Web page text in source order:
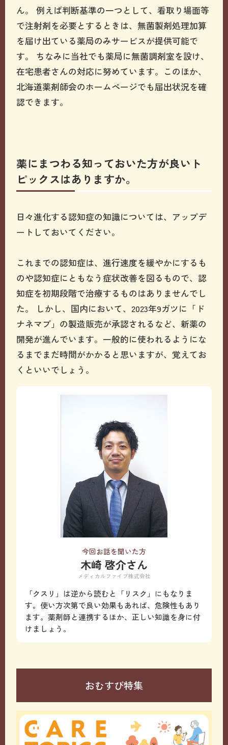
ん。 例えば判断基準の一つとして、看取り場面等
で注射剤を必要とするときは、無菌製剤処理加算
を届け出ている薬局のみサービスが提供可能で
す。 ちなみに当社でも薬局に無菌調剤室を設け、
在宅患者さんの対応に努めています。このほか、
北海道薬剤師会のホームページでも届出状況を確
認できます。
薬にまつわる知っておいた方が良いト
ピックスはありますか。
日々進化する認知症の知識については、アップデ
ートしておいてください。
これまでの認知症は、進行速度を緩やかにするも
のや認知症にともなう症状改善を図るもので、認
知症を初期段階で治療するものはありませんでし
た。 しかし、国内において、2023年9ガツに「ド
ナネマブ」の製造販売が承認されるなど、新薬の
開発が進んでいます。一般的に使われるようにな
るまでまだ時間がかかると思いますが、覚えてお
くといいでしょう。
今回お話を聞いた方
木崎 啓介さん
メディカルファイブ株式会社
「クスリ」は逆から読むと「リスク」にもなりま
す。使い方次第で良い効果もあれば、危険性もあり
ます。薬剤師と連携するほか、正しい知識を身に付
けましょう。
おむすび特集